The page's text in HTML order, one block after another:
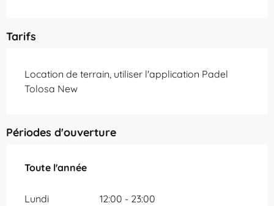
Tarifs
Location de terrain, utiliser l'application Padel
Tolosa New
Périodes d'ouverture
Toute l'année
Toute l'année
Lundi 12:00 - 23:00